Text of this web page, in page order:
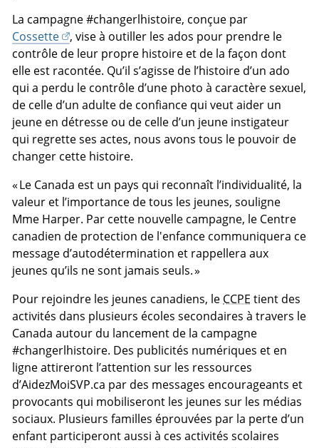
La campagne #changerlhistoire, conçue par
Cossette
, vise à outiller les ados pour prendre le
contrôle de leur propre histoire et de la façon dont
elle est racontée. Qu’il s’agisse de l’histoire d’un ado
qui a perdu le contrôle d’une photo à caractère sexuel,
de celle d’un adulte de confiance qui veut aider un
jeune en détresse ou de celle d’un jeune instigateur
qui regrette ses actes, nous avons tous le pouvoir de
changer cette histoire.
« Le Canada est un pays qui reconnaît l’individualité, la
valeur et l’importance de tous les jeunes, souligne
Mme Harper. Par cette nouvelle campagne, le Centre
canadien de protection de l'enfance communiquera ce
message d’autodétermination et rappellera aux
jeunes qu’ils ne sont jamais seuls. »
Pour rejoindre les jeunes canadiens, le CCPE tient des
activités dans plusieurs écoles secondaires à travers le
Canada autour du lancement de la campagne
#changerlhistoire. Des publicités numériques et en
ligne attireront l’attention sur les ressources
d’AidezMoiSVP.ca par des messages encourageants et
provocants qui mobiliseront les jeunes sur les médias
sociaux. Plusieurs familles éprouvées par la perte d’un
enfant participeront aussi à ces activités scolaires